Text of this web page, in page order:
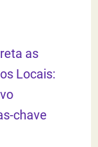
as
Locais:
chave